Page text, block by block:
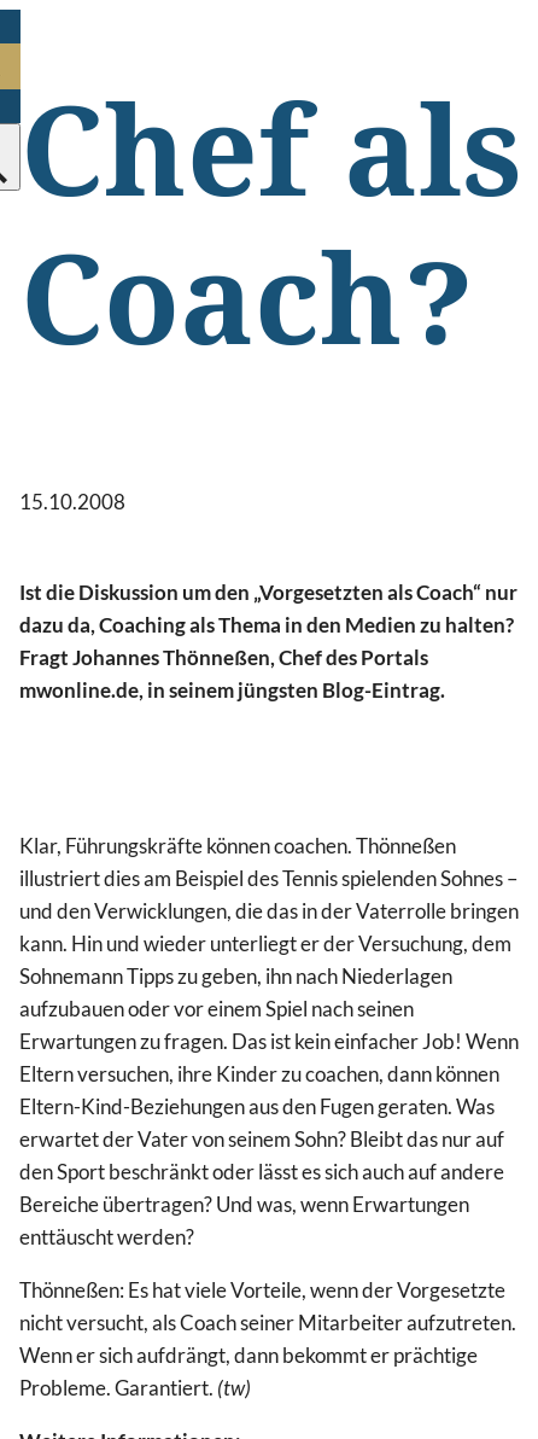
Chef als
Coach?
15.10.2008
Ist die Diskussion um den „Vorgesetzten als Coach“ nur
dazu da, Coaching als Thema in den Medien zu halten?
Fragt Johannes Thönneßen, Chef des Portals
mwonline.de, in seinem jüngsten Blog-Eintrag.
Klar, Führungskräfte können coachen. Thönneßen
illustriert dies am Beispiel des Tennis spielenden Sohnes –
und den Verwicklungen, die das in der Vaterrolle bringen
kann. Hin und wieder unterliegt er der Versuchung, dem
Sohnemann Tipps zu geben, ihn nach Niederlagen
aufzubauen oder vor einem Spiel nach seinen
Erwartungen zu fragen. Das ist kein einfacher Job! Wenn
Eltern versuchen, ihre Kinder zu coachen, dann können
Eltern-Kind-Beziehungen aus den Fugen geraten. Was
erwartet der Vater von seinem Sohn? Bleibt das nur auf
den Sport beschränkt oder lässt es sich auch auf andere
Bereiche übertragen? Und was, wenn Erwartungen
enttäuscht werden?
Thönneßen: Es hat viele Vorteile, wenn der Vorgesetzte
nicht versucht, als Coach seiner Mitarbeiter aufzutreten.
Wenn er sich aufdrängt, dann bekommt er prächtige
Probleme. Garantiert. (tw)